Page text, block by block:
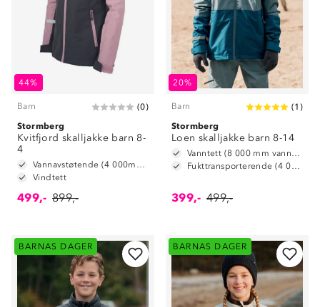
44%
Barn (0)
Stormberg
Kvitfjord skalljakke barn 8-
4
Vannavstøtende (4 000mm vannsøyle)
Vindtett
499,- 899,-
20%
Barn (1 )
Stormberg
Loen skalljakke barn 8-14
Vanntett (8 000 mm vannsøyle)
Fukttransporterende (4 000 g/ m2/ 24t)
399,- 499,-
BARNAS DAGER BARNAS DAGER